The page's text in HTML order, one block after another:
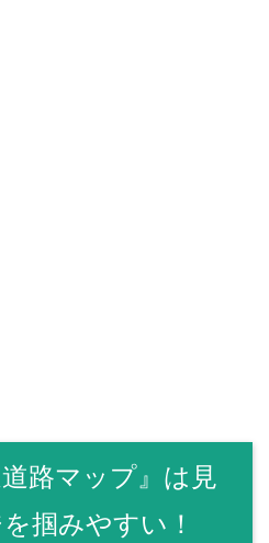
路マップ』は見
掴みやすい！